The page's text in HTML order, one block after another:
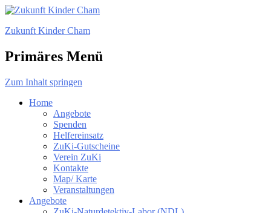
Zukunft Kinder Cham
Primäres Menü
Zum Inhalt springen
Home
Angebote
Spenden
Helfereinsatz
ZuKi-Gutscheine
Verein ZuKi
Kontakte
Map/ Karte
Veranstaltungen
Angebote